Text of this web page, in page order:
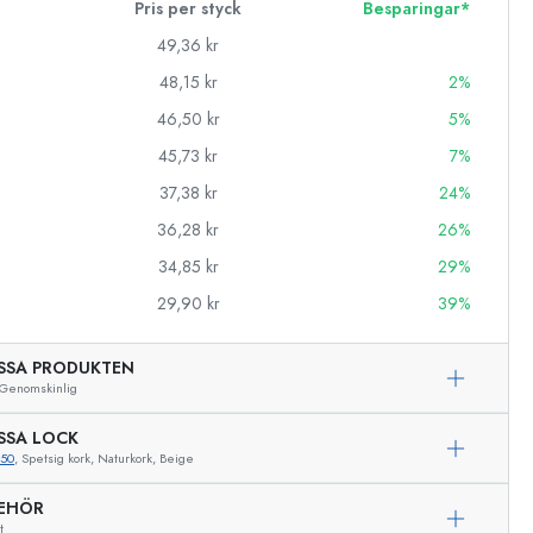
Pris per styck
Besparingar*
49,36 kr
48,15 kr
2%
46,50 kr
5%
45,73 kr
7%
37,38 kr
24%
36,28 kr
26%
34,85 kr
29%
29,90 kr 39%
PRODUKTEN
Genomskinlig
LOCK
, Spetsig kork, Naturkork, Beige